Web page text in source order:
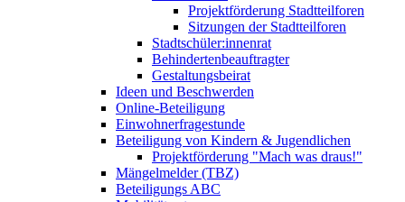
Projektförderung Stadtteilforen
Sitzungen der Stadtteilforen
Stadtschüler:innenrat
Behindertenbeauftragter
Gestaltungsbeirat
Ideen und Beschwerden
Online-Beteiligung
Einwohnerfragestunde
Beteiligung von Kindern & Jugendlichen
Projektförderung "Mach was draus!"
Mängelmelder (TBZ)
Beteiligungs ABC